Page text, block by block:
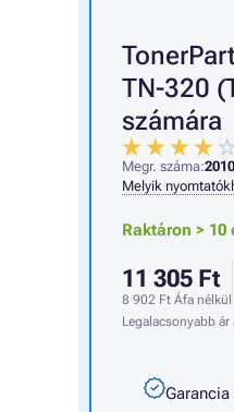
TN-320
számára
Megr. száma:
Melyik
Raktáron > 10
11 305 Ft
8 902 Ft Áfa nélkül
Legalacsonyabb